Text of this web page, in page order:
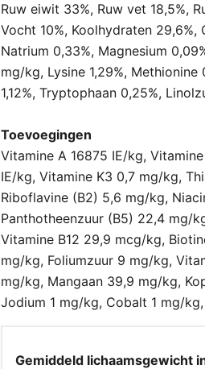
Ruw eiwit 33%, Ruw vet 18,5%,
Vocht 10%, Koolhydraten 29,6%,
Natrium 0,33%, Magnesium
mg/kg, Lysine 1,29%,
1,12%, Tryptophaan 0,25%,
Toevoegingen
Vitamine A 16875 IE/kg,
IE/kg, Vitamine K3 0,7 mg/kg,
Riboflavine (B2) 5,6 mg/kg,
Panthotheenzuur (B5) 22,4 mg/
Vitamine B12 29,9 mcg/kg,
mg/kg, Foliumzuur 9 mg/kg,
mg/kg, Mangaan 39,9 mg/kg,
Jodium 1 mg/kg, Cobalt 1 mg/
Gemiddeld lichaamsgewicht